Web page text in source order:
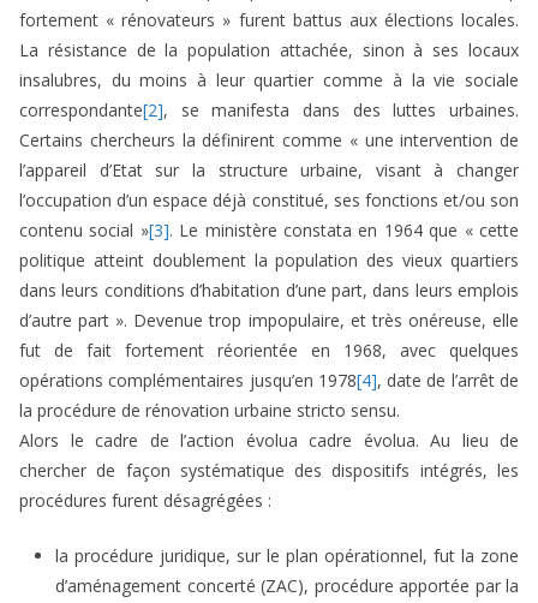
fortement « rénovateurs » furent battus aux élections locales.
La résistance de la population attachée, sinon à ses locaux
insalubres, du moins à leur quartier comme à la vie sociale
correspondante[2], se manifesta dans des luttes urbaines.
Certains chercheurs la définirent comme « une intervention de
l’appareil d’Etat sur la structure urbaine, visant à changer
l’occupation d’un espace déjà constitué, ses fonctions et/ou son
contenu social »[3]. Le ministère constata en 1964 que « cette
politique atteint doublement la population des vieux quartiers
dans leurs conditions d’habitation d’une part, dans leurs emplois
d’autre part ». Devenue trop impopulaire, et très onéreuse, elle
fut de fait fortement réorientée en 1968, avec quelques
opérations complémentaires jusqu’en 1978[4], date de l’arrêt de
la procédure de rénovation urbaine stricto sensu.
Alors le cadre de l’action évolua cadre évolua. Au lieu de
chercher de façon systématique des dispositifs intégrés, les
procédures furent désagrégées :
la procédure juridique, sur le plan opérationnel, fut la zone
d’aménagement concerté (ZAC), procédure apportée par la